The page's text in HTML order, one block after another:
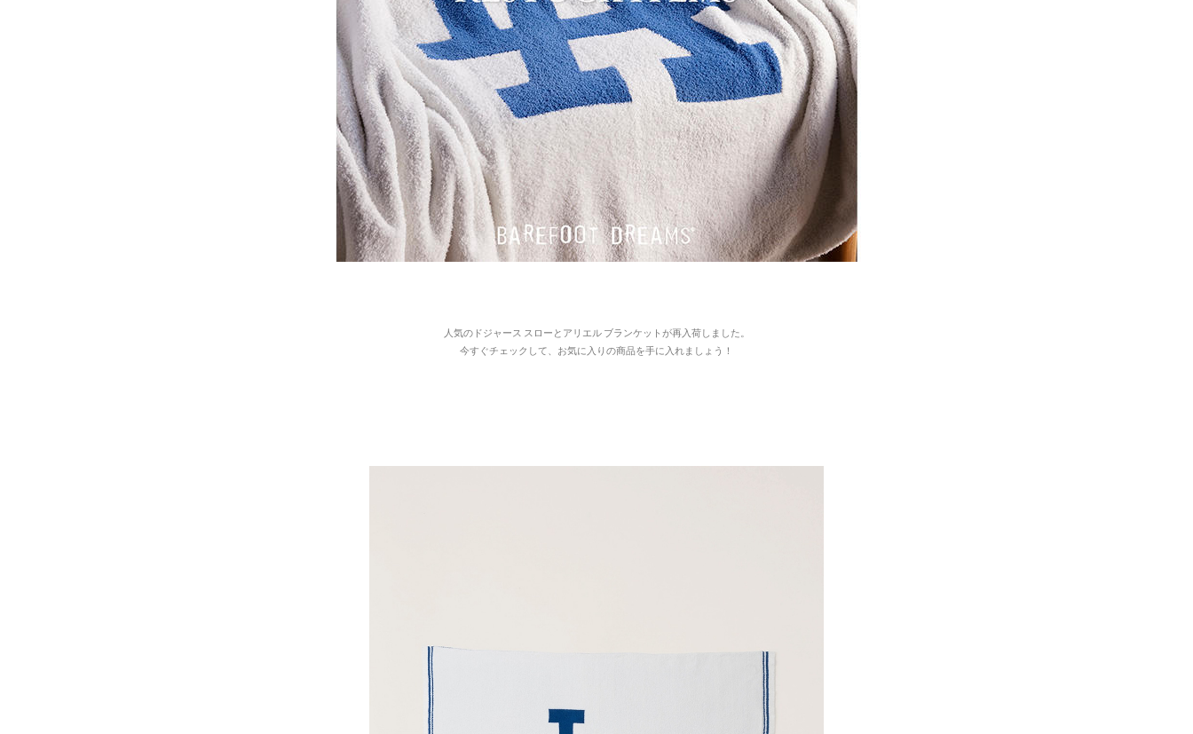
人気のドジャース スローとアリエル ブランケットが再入荷しました。
今すぐチェックして、お気に入りの商品を手に入れましょう！